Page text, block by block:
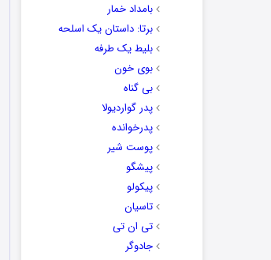
بامداد خمار
برتا: داستان یک اسلحه
بلیط یک‌‌ طرفه
بوی خون
بی گناه
پدر گواردیولا
پدرخوانده
پوست شیر
پیشگو
پیکولو
تاسیان
تی ان تی
جادوگر